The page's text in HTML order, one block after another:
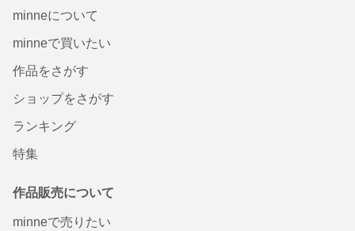
minneについて
minneで買いたい
作品をさがす
ショップをさがす
ランキング
特集
作品販売について
minneで売りたい